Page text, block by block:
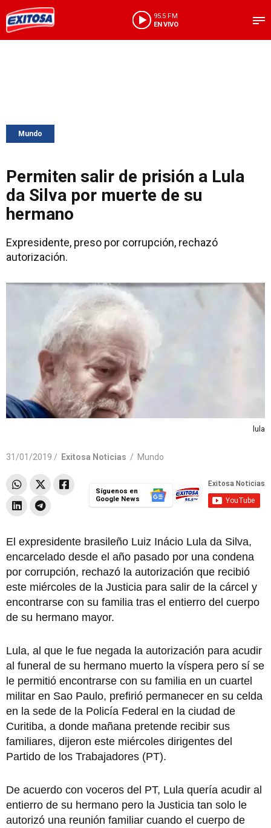
95.5 FM
EN VIVO
Mundo
Permiten salir de prisión a Lula
da Silva por muerte de su
hermano
Expresidente, preso por corrupción, rechazó
autorización.
lula
31/01/2019 / Exitosa Noticias / Mundo
Síguenos en
Google News
El expresidente brasileño Luiz Inácio Lula da Silva,
encarcelado desde el año pasado por una condena
por corrupción, rechazó la autorización que recibió
este miércoles de la Justicia para salir de la cárcel y
encontrarse con su familia tras el entierro del cuerpo
de su hermano mayor.
Lula, al que le fue negada la autorización para acudir
al funeral de su hermano muerto la víspera pero sí se
le permitió encontrarse con su familia en un cuartel
militar en Sao Paulo, prefirió permanecer en su celda
en la sede de la Policía Federal en la ciudad de
Curitiba, a donde mañana pretende recibir sus
familiares, dijeron este miércoles dirigentes del
Partido de los Trabajadores (PT).
De acuerdo con voceros del PT, Lula quería acudir al
entierro de su hermano pero la Justicia tan solo le
autorizó una reunión familiar cuando el cuerpo de